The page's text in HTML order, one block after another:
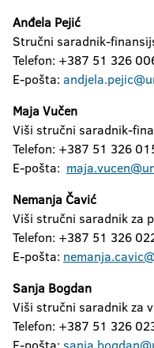
Anđela Pejić
Stručni saradnik-
Telefon: +387 51 326
E-pošta:
Maja Vučen
Viši stručni saradnik-
Telefon: +387 51 326
E-pošta:
Nemanja Čavić
Viši stručni saradnik za
Telefon: +387 51 326
E-pošta:
Sanja Bogdan
Viši stručni saradnik za
Telefon: +387 51 326